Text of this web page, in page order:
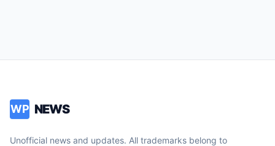
WP NEWS
Unofficial news and updates. All trademarks belong to